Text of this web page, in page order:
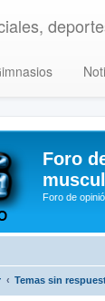
Foro
Foro de
Temas sin